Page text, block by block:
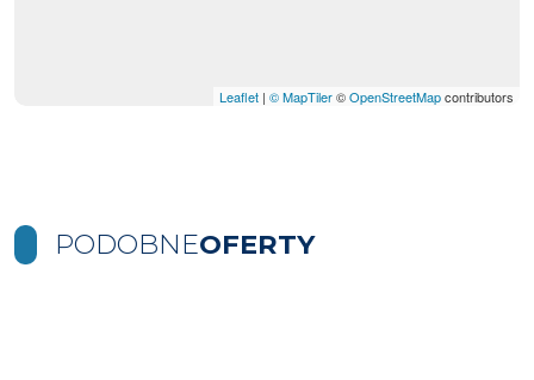
Leaflet | © MapTiler©OpenStreetMapcontributors
PODOBNEOFERTY